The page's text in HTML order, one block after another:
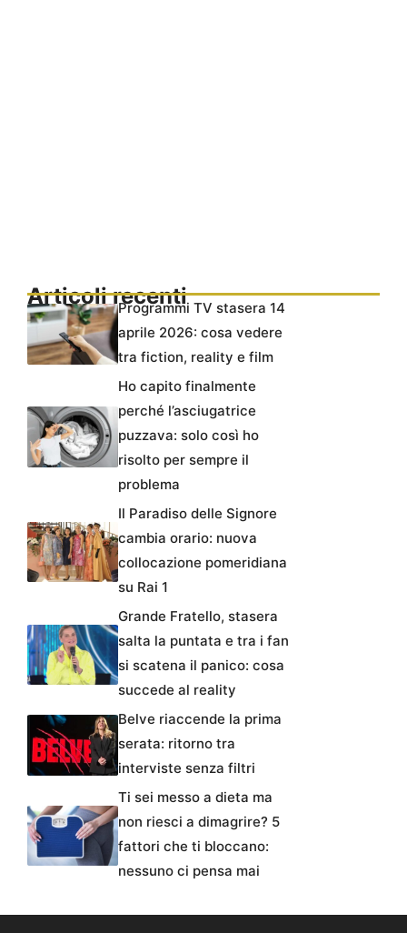
Articoli recentiProgrammi TV stasera 14
aprile 2026: cosa vedere
tra fiction, reality e film
Ho capito finalmente
perché l’asciugatrice
puzzava: solo così ho
risolto per sempre il
problema
Il Paradiso delle Signore
cambia orario: nuova
collocazione pomeridiana
su Rai 1
Grande Fratello, stasera
salta la puntata e tra i fan
si scatena il panico: cosa
succede al reality
Belve riaccende la prima
serata: ritorno tra
interviste senza filtri
Ti sei messo a dieta ma
non riesci a dimagrire? 5
fattori che ti bloccano:
nessuno ci pensa mai